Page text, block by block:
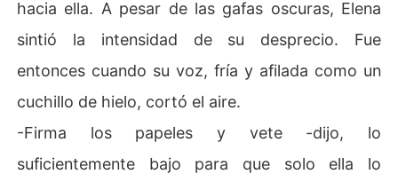
hacia ella. A pesar de las gafas oscuras, Elena
sintió la intensidad de su desprecio. Fue
entonces cuando su voz, fría y afilada como un
cuchillo de hielo, cortó el aire.
-Firma los papeles y vete -dijo, lo
suficientemente bajo para que solo ella lo